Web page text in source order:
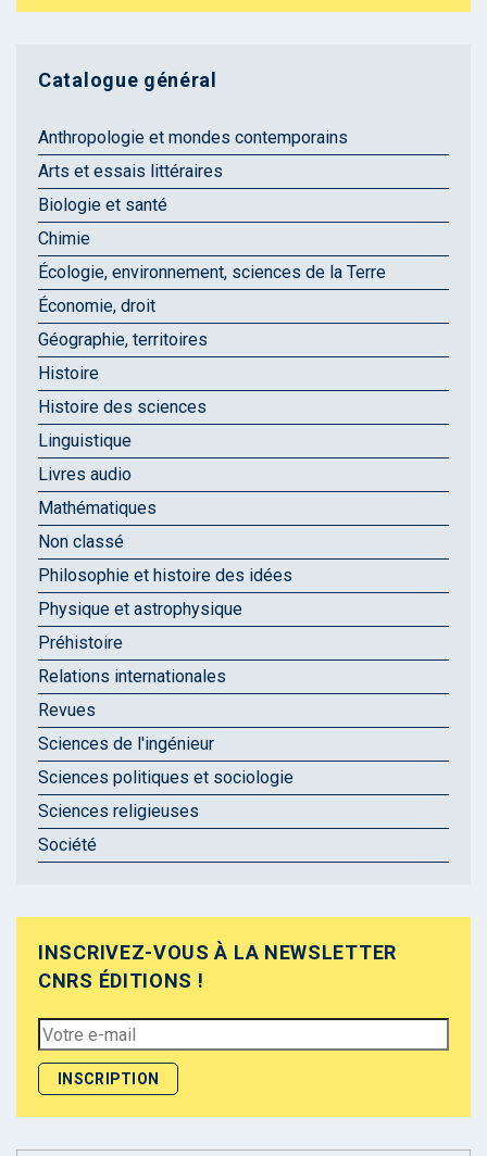
Catalogue général
Anthropologie et mondes contemporains
Arts et essais littéraires
Biologie et santé
Chimie
Écologie, environnement, sciences de la Terre
Économie, droit
Géographie, territoires
Histoire
Histoire des sciences
Linguistique
Livres audio
Mathématiques
Non classé
Philosophie et histoire des idées
Physique et astrophysique
Préhistoire
Relations internationales
Revues
Sciences de l'ingénieur
Sciences politiques et sociologie
Sciences religieuses
Société
INSCRIVEZ-VOUS À LA NEWSLETTER
CNRS ÉDITIONS !